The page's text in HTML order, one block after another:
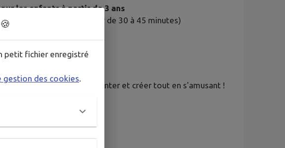
les enfants à partir de 3 ans
12h00
(Durée d'un atelier de 30 à 45 minutes)
l'imagination, expérimenter et créer tout en s'amusant !
petit fichier enregistré
gestion des cookies